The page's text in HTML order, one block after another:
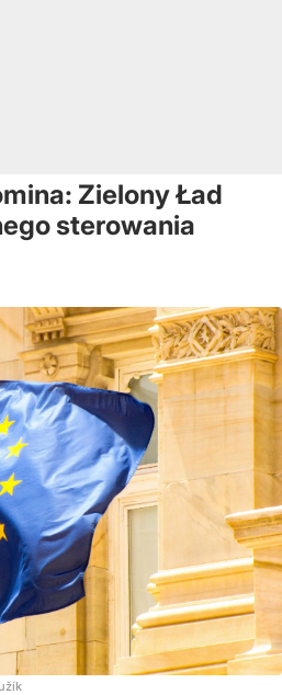
Zielony Ład
sterowania